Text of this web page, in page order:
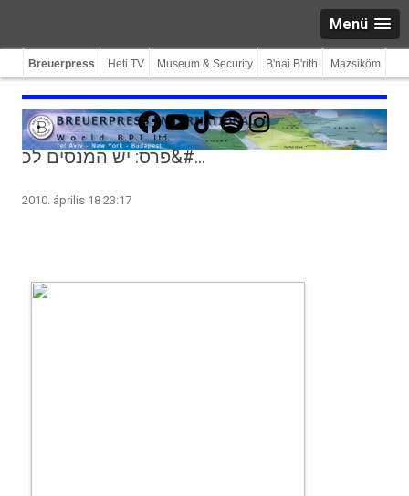
Menü
Breuerpress Heti TV Museum & Security B'nai B'rith Mazsiköm
Facebook
YouTube
TikTokSpotifyInstagram
פרס: יש המנסים לכ&#…
2010. április 18 23:17